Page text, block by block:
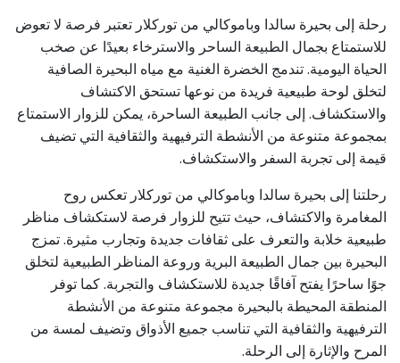
رحلة إلى بحيرة سالدا وباموكالي من توركلار تعتبر فرصة لا تعوض
للاستمتاع بجمال الطبيعة الساحر والاسترخاء بعيدًا عن صخب
الحياة اليومية. تندمج الخضرة الغنية مع مياه البحيرة الصافية
لتخلق لوحة طبيعية فريدة من نوعها تستحق الاكتشاف
والاستكشاف. إلى جانب الطبيعة الساحرة، يمكن للزوار الاستمتاع
بمجموعة متنوعة من الأنشطة الترفيهية والثقافية التي تضيف
قيمة إلى تجربة السفر والاستكشاف.
رحلتنا إلى بحيرة سالدا وباموكالي من توركلار تعكس روح
المغامرة والاكتشاف، حيث تتيح للزوار فرصة لاستكشاف مناظر
طبيعية خلابة والتعرف على ثقافات جديدة وتجارب مثيرة. تمزج
البحيرة بين جمال الطبيعة البرية وروعة المناظر الطبيعية لتخلق
جوًا ساحرًا يفتح آفاقًا جديدة للاستكشاف والتجربة. كما توفر
المنطقة المحيطة بالبحيرة مجموعة متنوعة من الأنشطة
الترفيهية والثقافية التي تناسب جميع الأذواق وتضيف لمسة من
المرح والإثارة إلى الرحلة.